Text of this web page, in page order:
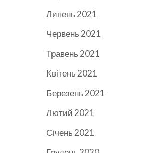
Липень 2021
Червень 2021
Травень 2021
Квітень 2021
Березень 2021
Лютий 2021
Січень 2021